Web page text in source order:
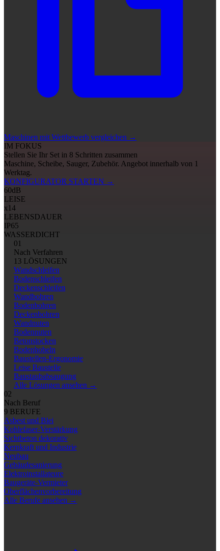
Maschinen mit Wettbewerb vergleichen →
IM FOKUS
Stellen Sie Ihr Set in 8 Schritten zusammen
Maschine, Scheibe, Sauger, Zubehör. Angebot innerhalb von 1
Werktag.
KONFIGURATOR STARTEN →
60dB
LEISE
x14
LEBENSDAUER
IP65
WASSERDICHT
01
Nach Verfahren
13 LÖSUNGEN
Wandschleifen
Bodenschleifen
Deckenschleifen
Wandbohren
Bodenbohren
Deckenbohren
Wandnuten
Bodennuten
Betonstocken
Bodenhobeln
Baustellen-Ergonomie
Leise Baustelle
Baustaubabsaugung
Alle Lösungen ansehen →
02
Nach Beruf
9 BERUFE
Asbest und Blei
Kohlefaser-Verstärkung
Sichtbeton dekorativ
Kernkraft und Industrie
Neubau
Gebäudesanierung
Elektroinstallateure
Baugeräte-Vermieter
Oberflächenvorbereitung
Alle Berufe ansehen →